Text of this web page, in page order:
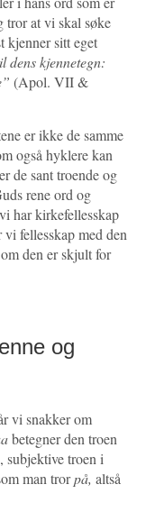
tror at vi skal søke
kjenner sitt eget
dens kjennetegn:
(Apol. VII &
er ikke de samme
også hyklere kan
de sant troende og
rene ord og
har kirkefellesskap
vi fellesskap med den
den er skjult for
og
vi snakker om
betegner den troen
subjektive troen i
man trorpå, altså